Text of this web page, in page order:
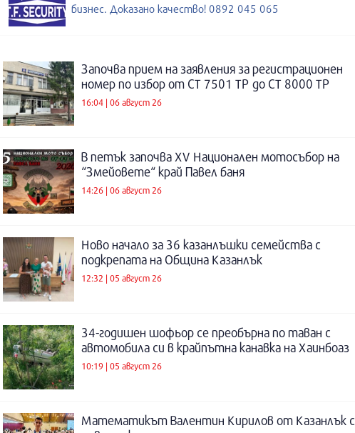
бизнес. Доказано качество! 0892 045 065
Започва прием на заявления за регистрационен
номер по избор от СТ 7501 ТР до СТ 8000 ТР
16:04 | 06 август 26
В петък започва XV Национален мотосъбор на
“Змейовете“ край Павел баня
14:26 | 06 август 26
Ново начало за 36 казанлъшки семейства с
подкрепата на Община Казанлък
12:32 | 05 август 26
34-годишен шофьор се преобърна по таван с
автомобила си в крайпътна канавка на Хаинбоаз
10:19 | 05 август 26
Математикът Валентин Кирилов от Казанлък с